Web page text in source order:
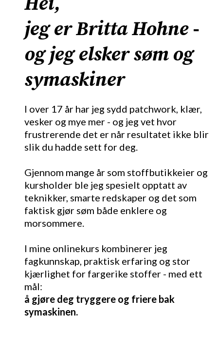
jeg er Britta Hohne -
og jeg elsker søm og
symaskiner
I over 17 år har jeg sydd patchwork, klær,
vesker og mye mer - og jeg vet hvor
frustrerende det er når resultatet ikke blir
slik du hadde sett for deg.
Gjennom mange år som stoffbutikkeier og
kursholder ble jeg spesielt opptatt av
teknikker, smarte redskaper og det som
faktisk gjør søm både enklere og
morsommere.
I mine onlinekurs kombinerer jeg
fagkunnskap, praktisk erfaring og stor
kjærlighet for fargerike stoffer - med ett
mål:
å gjøre deg tryggere og friere bak
symaskinen.